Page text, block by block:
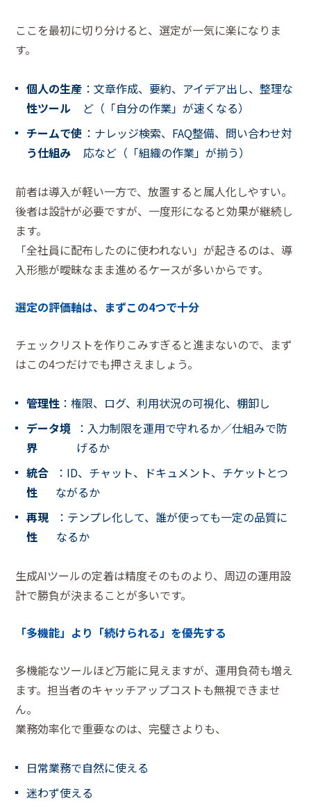
ここを最初に切り分けると、選定が一気に楽になりま
す。
個人の生産
性ツール
：文章作成、要約、アイデア出し、整理な
ど（「自分の作業」が速くなる）
チームで使
う仕組み
：ナレッジ検索、FAQ整備、問い合わせ対
応など（「組織の作業」が揃う）
前者は導入が軽い一方で、放置すると属人化しやすい。
後者は設計が必要ですが、一度形になると効果が継続し
ます。
「全社員に配布したのに使われない」が起きるのは、導
入形態が曖昧なまま進めるケースが多いからです。
選定の評価軸は、まずこの4つで十分
チェックリストを作りこみすぎると進まないので、まず
はこの4つだけでも押さえましょう。
管理性 ：権限、ログ、利用状況の可視化、棚卸し
データ境
界
：入力制限を運用で守れるか／仕組みで防
げるか
統合
性
：ID、チャット、ドキュメント、チケットとつ
ながるか
再現
性
：テンプレ化して、誰が使っても一定の品質に
なるか
生成AIツールの定着は精度そのものより、周辺の運用設
計で勝負が決まることが多いです。
「多機能」より「続けられる」を優先する
多機能なツールほど万能に見えますが、運用負荷も増え
ます。担当者のキャッチアップコストも無視できませ
ん。
業務効率化で重要なのは、完璧さよりも、
日常業務で自然に使える
迷わず使える